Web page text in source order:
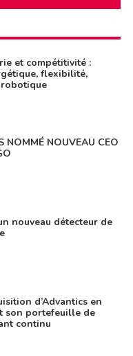
et compétitivité :
flexibilité,
NOMMÉ NOUVEAU CEO
nouveau détecteur de
d’Advantics en
son portefeuille de
continu